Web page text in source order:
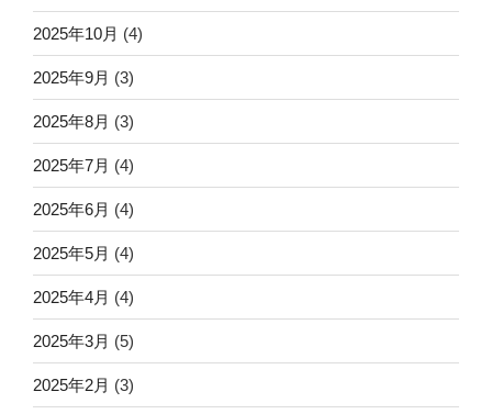
2025年10月 (4)
2025年9月 (3)
2025年8月 (3)
2025年7月 (4)
2025年6月 (4)
2025年5月 (4)
2025年4月 (4)
2025年3月 (5)
2025年2月 (3)